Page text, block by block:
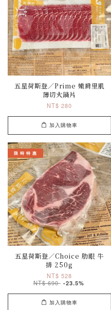
五星荷斯登／Prime 嫩肩里肌
薄切火鍋片
NT$ 280
加入購物車
限 時 特 惠
五星荷斯登／Choice 肋眼 牛
排 250g
NT$ 528
NT$ 690 -23.5%
加入購物車